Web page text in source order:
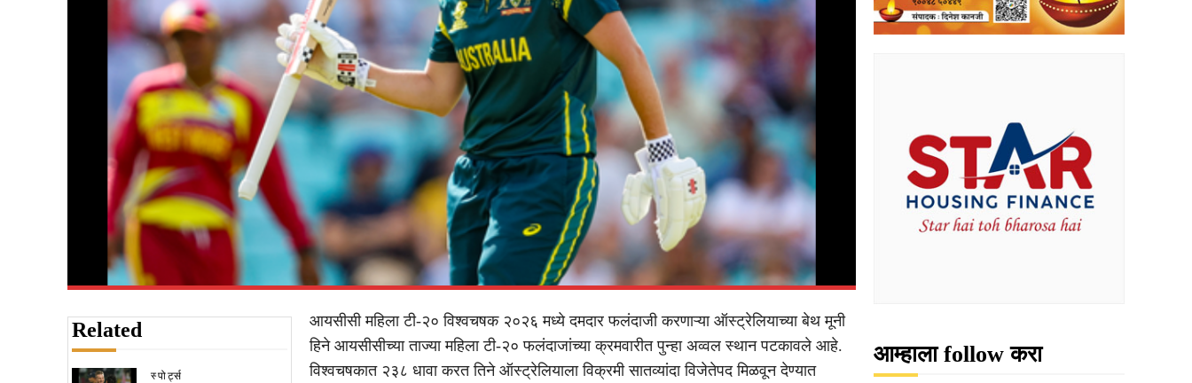
Related
स्पोर्ट्स
आयसीसी महिला टी-२० विश्वचषक २०२६ मध्ये दमदार फलंदाजी करणाऱ्या ऑस्ट्रेलियाच्या बेथ मूनी
हिने आयसीसीच्या ताज्या महिला टी-२० फलंदाजांच्या क्रमवारीत पुन्हा अव्वल स्थान पटकावले आहे.
विश्वचषकात २३८ धावा करत तिने ऑस्ट्रेलियाला विक्रमी सातव्यांदा विजेतेपद मिळवून देण्यात
आम्हाला follow करा